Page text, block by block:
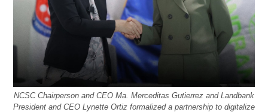
NCSC Chairperson and CEO Ma. Merceditas Gutierrez and Landbank
President and CEO Lynette Ortiz formalized a partnership to digitalize